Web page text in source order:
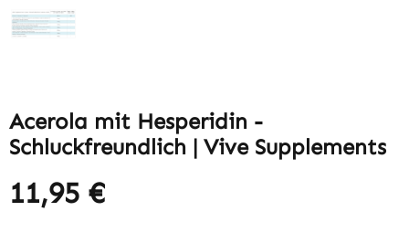
Acerola mit Hesperidin -
Schluckfreundlich | Vive Supplements
11,95 €